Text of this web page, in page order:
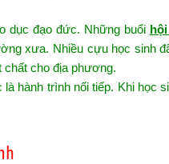
dục đạo đức. Những buổi
xưa. Nhiều cựu học sinh
chất cho địa phương.
hành trình nối tiếp. Khi học